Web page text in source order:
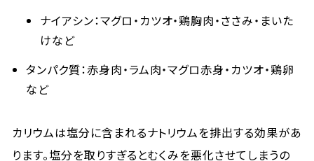
ナイアシン：マグロ・カツオ・鶏胸肉・ささみ・まいた
けなど
タンパク質：赤身肉・ラム肉・マグロ赤身・カツオ・鶏卵
など
カリウムは塩分に含まれるナトリウムを排出する効果があ
ります。塩分を取りすぎるとむくみを悪化させてしまうの